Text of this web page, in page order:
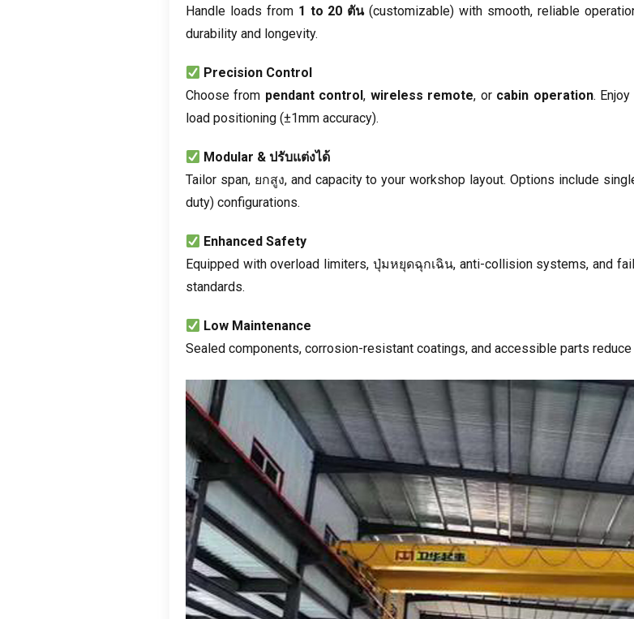
Handle loads from 1 to 20 ตัน(customizable)with smooth, reliable
durability and longevity.
Precision Control
Choose from pendant control, wireless remote, or cabin operation.
load positioning (±1mm accuracy).
Modular & ปรับแต่งได้
Tailor span, ยกสูง, and capacity to your workshop layout. Options include
duty) configurations.
Enhanced Safety
Equipped with overload limiters, ปุ่มหยุดฉุกเฉิน, anti-collision systems,and
standards.
Low Maintenance
Sealed components, corrosion-resistant coatings, and accessible parts